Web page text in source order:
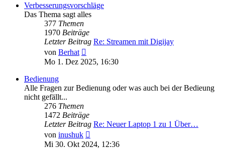
Verbesserungsvorschläge
Das Thema sagt alles
377 Themen
1970 Beiträge
Letzter Beitrag Re: Streamen mit Digijay
von Berhat
Beitrag
Mo 1. Dez 2025, 16:30
Bedienung
Alle Fragen zur Bedienung oder was auch bei der Bedieung
nicht gefällt...
276 Themen
1472 Beiträge
Letzter Beitrag Re: Neuer Laptop 1 zu 1 Über…
von inushuk
Beitrag
Mi 30. Okt 2024, 12:36